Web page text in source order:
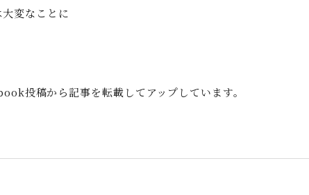
変なことに
投稿から記事を転載してアップしています。